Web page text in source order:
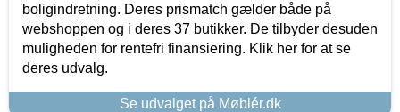
boligindretning. Deres prismatch gælder både på
webshoppen og i deres 37 butikker. De tilbyder desuden
muligheden for rentefri finansiering. Klik her for at se
deres udvalg.
Se udvalget på Møblér.dk